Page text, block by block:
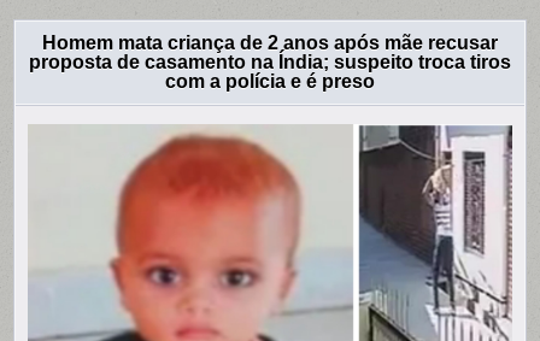
Homem mata criança de 2 anos após mãe recusar
proposta de casamento na Índia; suspeito troca tiros
com a polícia e é preso